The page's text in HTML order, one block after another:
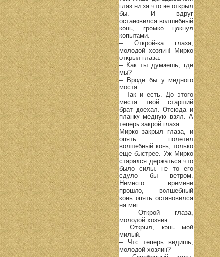
глаз ни за что не открыл
бы. И вдруг
остановился волшебный
конь, громко цокнул
копытами.
– Открой-ка глаза,
молодой хозяин! Мирко
открыл глаза.
– Как ты думаешь, где
мы?
– Вроде бы у медного
моста.
– Так и есть. До этого
места твой старший
брат доехал. Отсюда и
планку медную взял. А
теперь закрой глаза.
Мирко закрыл глаза, и
опять полетел
волшебный конь, только
еще быстрее. Уж Мирко
старался держаться что
было силы, не то его
сдуло бы ветром.
Немного времени
прошло, волшебный
конь опять остановился
на миг.
– Открой глаза,
молодой хозяин.
– Открыл, конь мой
милый.
– Что теперь видишь,
молодой хозяин?